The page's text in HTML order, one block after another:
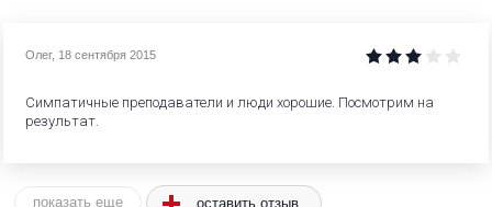
Олег, 18 сентября 2015
Симпатичные преподаватели и люди хорошие. Посмотрим на
результат.
показать еще оставить отзыв